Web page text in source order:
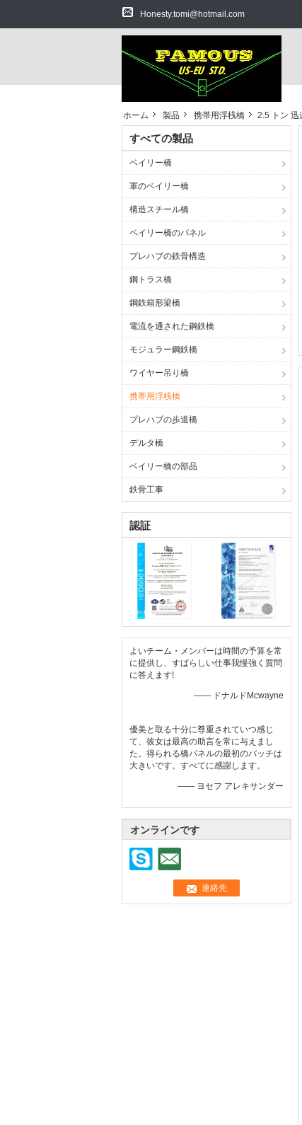
Honesty.tomi@hotmail.com
ホーム 製品 携帯用浮桟橋 2.5 トン 迅
すべての製品
ベイリー橋
軍のベイリー橋
構造スチール橋
ベイリー橋のパネル
プレハブの鉄骨構造
鋼トラス橋
鋼鉄箱形梁橋
電流を通された鋼鉄橋
モジュラー鋼鉄橋
ワイヤー吊り橋
携帯用浮桟橋
プレハブの歩道橋
デルタ橋
ベイリー橋の部品
鉄骨工事
認証
よいチーム・メンバーは時間の予算を常
に提供し、すばらしい仕事我慢強く質問
に答えます!
—— ドナルドMcwayne
優美と取る十分に尊重されていつ感じ
て、彼女は最高の助言を常に与えまし
た。得られる橋パネルの最初のバッチは
大きいです。すべてに感謝します。
—— ヨセフ アレキサンダー
オンラインです